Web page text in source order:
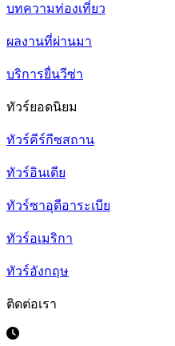
บทความท่องเที่ยว
ผลงานที่ผ่านมา
บริการยื่นวีซ่า
ทัวร์ยอดนิยม
ทัวร์คีร์กีซสถาน
ทัวร์อินเดีย
ทัวร์ซาอุดีอาระเบีย
ทัวร์อเมริกา
ทัวร์อังกฤษ
ติดต่อเรา